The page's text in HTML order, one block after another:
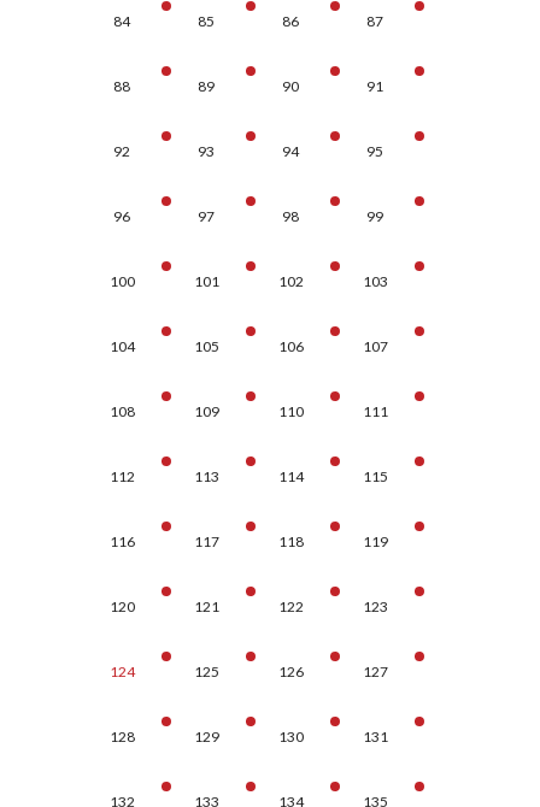
84 85 86 87
88 89 90 91
92 93 94 95
96 97 98 99
100 101 102 103
104 105 106 107
108 109 110 111
112 113 114 115
116 117 118 119
120 121 122 123
124 125 126 127
128 129 130 131
132 133 134 135